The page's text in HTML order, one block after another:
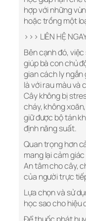
hợp với những
hoặc trồng một
>>> LIÊN HỆ
Bên cạnh đó,
giúp bà con chủ
gian cách ly
là với rau màu và
Cây không bị
cháy, không
giữ được bộ tán
định năng suất.
Quan trọng hơn
mang lại cảm
An tâm cho cây,
của người trực
Lựa chọn và sử
học sao cho hiệu